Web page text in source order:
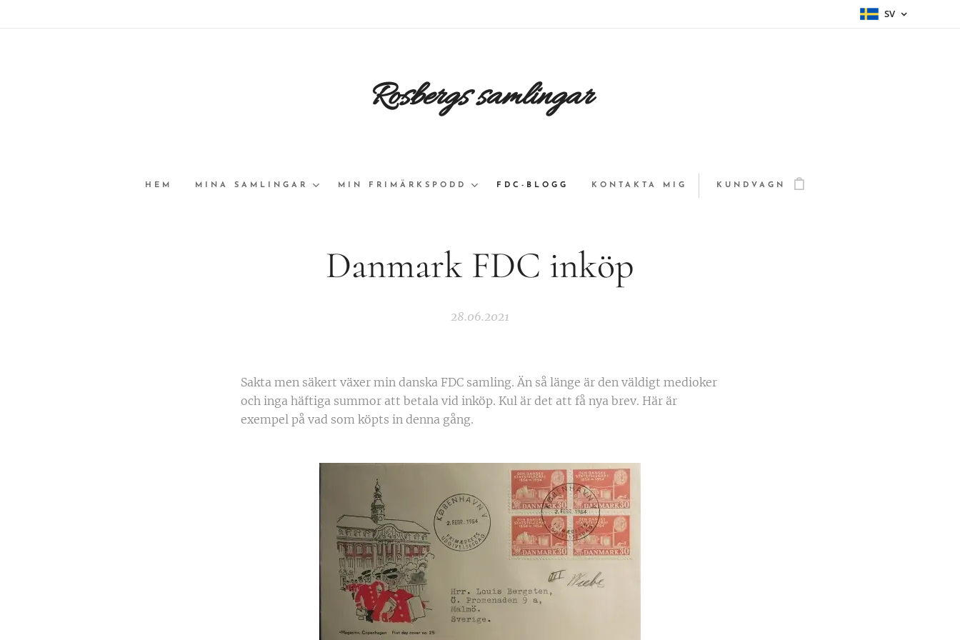
SV
Rosbergs samlingar
HEM MINA SAMLINGAR MIN FRIMÄRKSPODD FDC-BLOGG KONTAKTA MIG KUNDVAGN
Danmark FDC inköp
28.06.2021
Sakta men säkert växer min danska FDC samling. Än så länge är den väldigt medioker
och inga häftiga summor att betala vid inköp. Kul är det att få nya brev. Här är
exempel på vad som köpts in denna gång.